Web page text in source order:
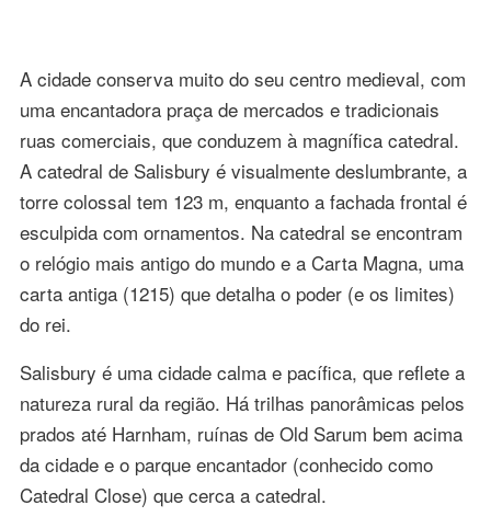
A cidade conserva muito do seu centro medieval, com
uma encantadora praça de mercados e tradicionais
ruas comerciais, que conduzem à magnífica catedral.
A catedral de Salisbury é visualmente deslumbrante, a
torre colossal tem 123 m, enquanto a fachada frontal é
esculpida com ornamentos. Na catedral se encontram
o relógio mais antigo do mundo e a Carta Magna, uma
carta antiga (1215) que detalha o poder (e os limites)
do rei.
Salisbury é uma cidade calma e pacífica, que reflete a
natureza rural da região. Há trilhas panorâmicas pelos
prados até Harnham, ruínas de Old Sarum bem acima
da cidade e o parque encantador (conhecido como
Catedral Close) que cerca a catedral.